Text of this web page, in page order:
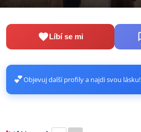
Líbí se mi
💕Objevuj další profily a najdi svou lásku!